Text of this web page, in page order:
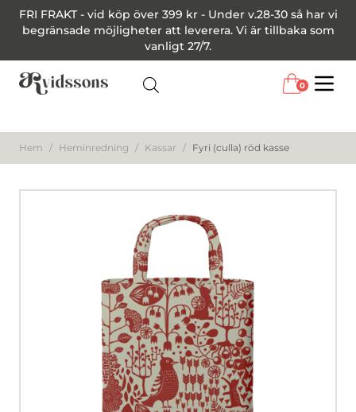
FRI FRAKT - vid köp över 399 kr - Under v.28-30 så har vi
begränsade möjligheter att leverera. Vi är tillbaka som
vanligt 27/7.
0
Hem / Heminredning / Kassar / Fyri (culla) röd kasse